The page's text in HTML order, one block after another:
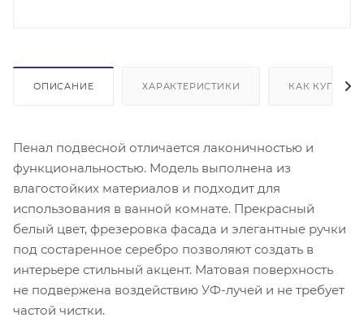
ОПИСАНИЕ ХАРАКТЕРИСТИКИ КАК КУПИТЬ
Пенал подвесной отличается лаконичностью и
функциональностью. Модель выполнена из
влагостойких материалов и подходит для
использования в ванной комнате. Прекрасный
белый цвет, фрезеровка фасада и элегантные ручки
под состаренное серебро позволяют создать в
интерьере стильный акцент. Матовая поверхность
не подвержена воздействию УФ-лучей и не требует
частой чистки.